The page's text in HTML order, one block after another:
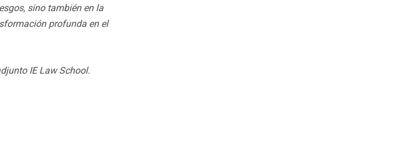
sino también en la
profunda en el
IE Law School.